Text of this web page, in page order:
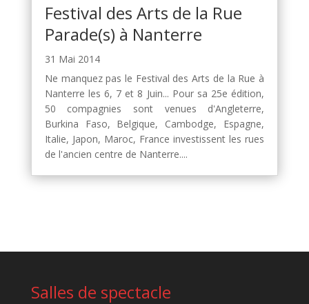
Festival des Arts de la Rue
Parade(s) à Nanterre
31 Mai 2014
Ne manquez pas le Festival des Arts de la Rue à
Nanterre les 6, 7 et 8 Juin... Pour sa 25e édition,
50 compagnies sont venues d'Angleterre,
Burkina Faso, Belgique, Cambodge, Espagne,
Italie, Japon, Maroc, France investissent les rues
de l'ancien centre de Nanterre....
Salles de spectacle